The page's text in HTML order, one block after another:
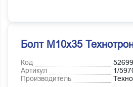
Болт М10х35
Код
52699
Артикул
1/
Производитель